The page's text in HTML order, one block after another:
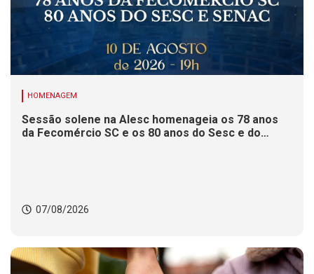
HOMENAGEM
Sessão solene na Alesc homenageia os 78 anos
da Fecomércio SC e os 80 anos do Sesc e do
07/08/2026